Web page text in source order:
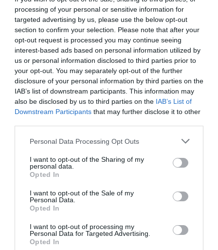
processing of your personal or sensitive information for
targeted advertising by us, please use the below opt-out
section to confirm your selection. Please note that after your
opt-out request is processed you may continue seeing
interest-based ads based on personal information utilized by
us or personal information disclosed to third parties prior to
your opt-out. You may separately opt-out of the further
disclosure of your personal information by third parties on the
IAB’s list of downstream participants. This information may
also be disclosed by us to third parties on the IAB’s List of
Downstream Participants that may further disclose it to other
Personal Data Processing Opt Outs
I want to opt-out of the Sharing of my
personal data.
Opted In
I want to opt-out of the Sale of my
Personal Data.
Opted In
I want to opt-out of processing my
Personal Data for Targeted Advertising.
Opted In
Fcb1962a commenté :
22 juin 2018 - 10 h 42 min
A quand singapour-rouen??
LAISSER UN COMMENTAIRE
FAIRE UN DON
Soutenez Air Journal participez
à son